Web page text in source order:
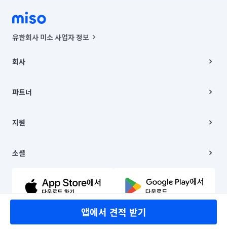
앱에서 견적 받기
유한회사 미소 사업자 정보
00019 |
주소 | 본사: 서울특별시 종로구 율곡로 6(중학동, 트윈트리빌딩) B동 5층
컨택센터 : 서울특별시 종로구 수송동 율곡로 24, 7층, 8층 미소
상품, 상품정보, 거래에 관한 의무와 책임은 거래당사자에게 있습니다.
언론 보도 관련 문의:
© 유한회사 미소. Miso, Inc. All Rights Reserved.
회사
채용
파트너
이사
지원
이용약관
문의하기
소셜
유튜브